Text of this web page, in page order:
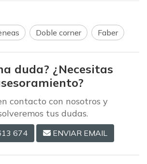
Doble corner Faber
duda? ¿Necesitas
contacto con nosotros y
tus dudas.
674 ENVIAR EMAIL